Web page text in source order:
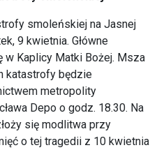
smoleńskiej na Jasnej
9 kwietnia. Główne
Kaplicy Matki Bożej. Msza
katastrofy będzie
metropolity
Depo o godz. 18.30. Na
się modlitwa przy
o tej tragedii z 10 kwietnia